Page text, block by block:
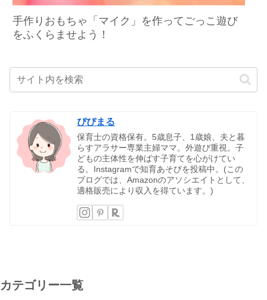
手作りおもちゃ「マイク」を作ってごっこ遊び
をふくらませよう！
ぴぴまる
保育士の資格保有。5歳息子、1歳娘、夫と暮
らすアラサー専業主婦ママ。外遊び重視。子
どもの主体性を伸ばす子育てを心がけてい
る。Instagramで知育あそびを投稿中。(この
ブログでは、Amazonのアソシエイトとして、
適格販売により収入を得ています。)
カテゴリー一覧